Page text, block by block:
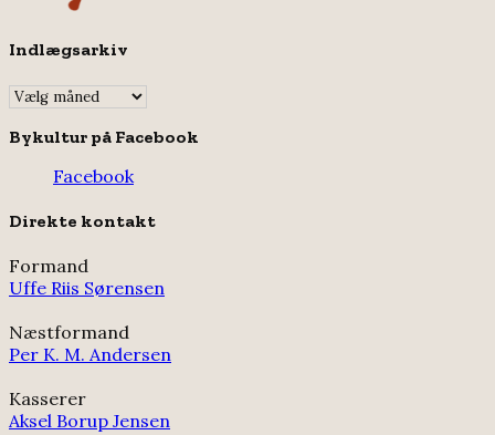
Indlægsarkiv
Indlægsarkiv
Bykultur på Facebook
Facebook
Direkte kontakt
Formand
Uffe Riis Sørensen
Næstformand
Per K. M. Andersen
Kasserer
Aksel Borup Jensen